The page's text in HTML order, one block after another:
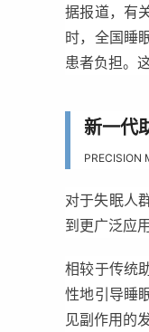
据报道，有
时，全国睡
患者负担。
新一代
PRECISION
对于失眠人
到更广泛应
相较于传统
性地引导睡
见副作用的